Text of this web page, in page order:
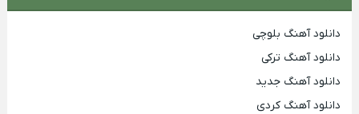
دانلود آهنگ بلوچی
دانلود آهنگ ترکی
دانلود آهنگ جدید
دانلود آهنگ کردی